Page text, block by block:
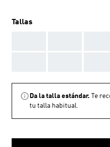
Tallas
Da la talla estándar.
Te
tu talla habitual.